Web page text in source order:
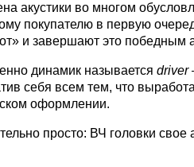
акустики во многом
покупателю в первую
и завершают это победным
динамик называется driver
себя всем тем, что
оформлении.
просто: ВЧ головки